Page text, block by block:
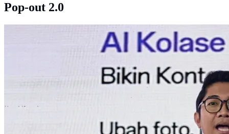
Pop-out 2.0